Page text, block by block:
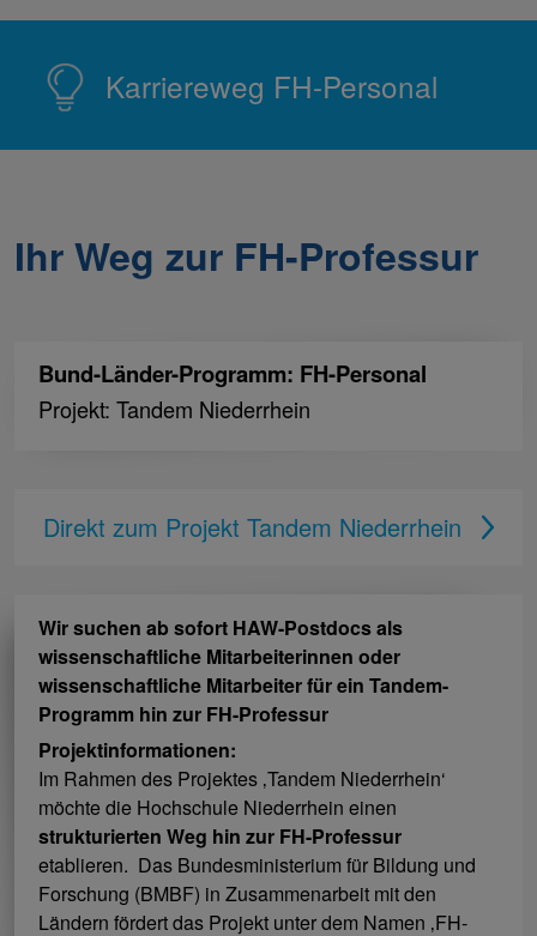
Karriereweg FH-Personal
Ihr Weg zur FH-Professur
Bund-Länder-Programm: FH-Personal
Projekt: Tandem Niederrhein
Direkt zum Projekt Tandem Niederrhein
Wir suchen ab sofort HAW-Postdocs als
wissenschaftliche Mitarbeiterinnen oder
wissenschaftliche Mitarbeiter für ein Tandem-
Programm hin zur FH-Professur
Projektinformationen:
Im Rahmen des Projektes ‚Tandem Niederrhein‘
möchte die Hochschule Niederrhein einen
strukturierten Weg hin zur FH-Professur
etablieren. Das Bundesministerium für Bildung und
Forschung (BMBF) in Zusammenarbeit mit den
Ländern fördert das Projekt unter dem Namen ‚FH-